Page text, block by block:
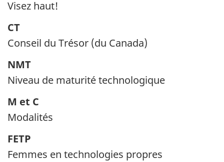
Visez haut!
CT
Conseil du Trésor (du Canada)
NMT
Niveau de maturité technologique
M et C
Modalités
FETP
Femmes en technologies propres